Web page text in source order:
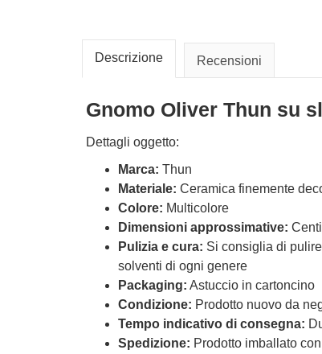
Descrizione Recensioni
Gnomo Oliver Thun su
Dettagli oggetto:
Marca: Thun
Materiale: Ceramica finemente
Colore: Multicolore
Dimensioni approssimative:
Pulizia e cura: Si consiglia di
solventi di ogni genere
Packaging: Astuccio in cartoncino
Condizione: Prodotto nuovo da
Tempo indicativo di consegna:
Spedizione: Prodotto imballato